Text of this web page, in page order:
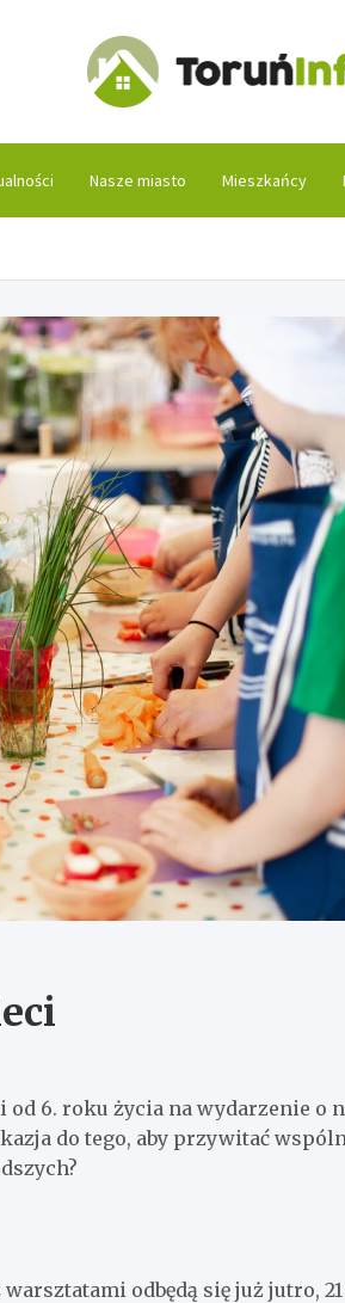
Nasze miasto Mieszkańcy
6. roku życia na wydarzenie o
do tego, aby przywitać
odbędą się już jutro,